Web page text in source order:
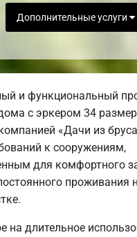
Дополнительные услуги
и функциональный
с эркером 34
«Дачи из
к сооружениям,
для комфортного
проживания
на длительное